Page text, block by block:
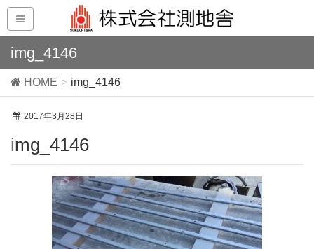
img_4146
HOME img_4146
2017年3月28日
img_4146